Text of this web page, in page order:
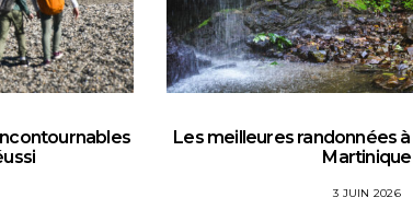
Les meilleures randonnées
Martinique
3 JUIN 2026